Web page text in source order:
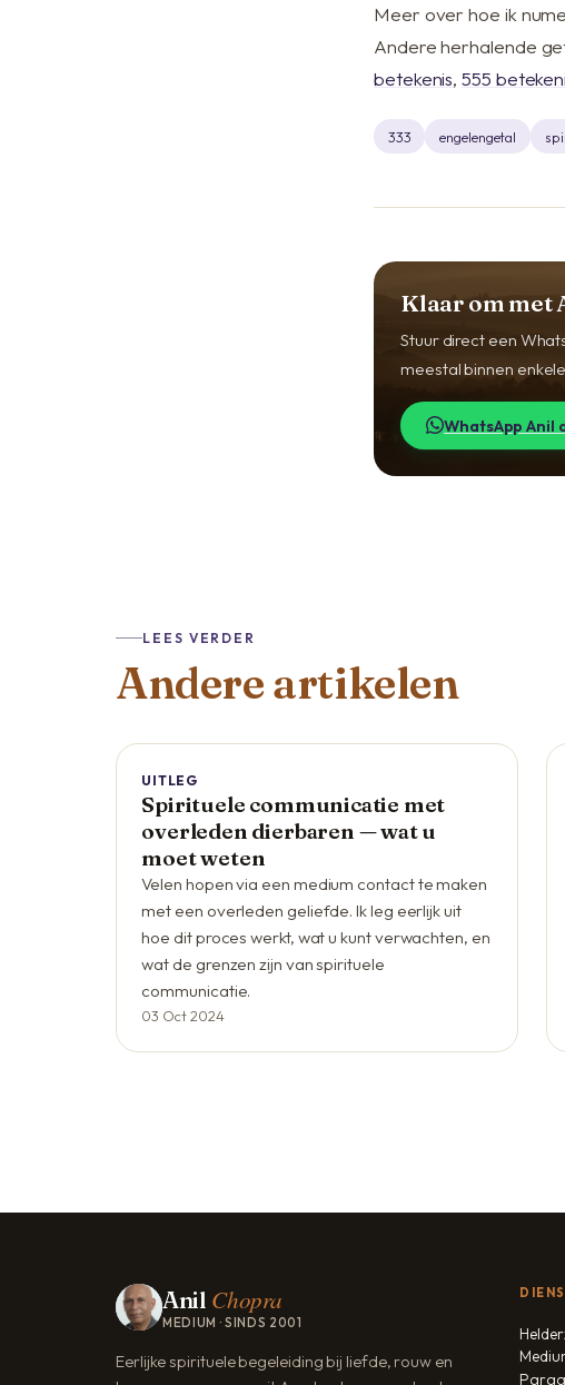
Meer over hoe ik
Andere herhalende
betekenis,555
333 engelengetal
Klaar om met
Stuur direct een
meestal binnen
WhatsApp Anil
LEES VERDER
Andere artikelen
UITLEG
Spirituele communicatie met
overleden dierbaren — wat u
moet weten
Velen hopen via een medium contact te maken
met een overleden geliefde. Ik leg eerlijk uit
hoe dit proces werkt, wat u kunt verwachten, en
wat de grenzen zijn van spirituele
communicatie.
03 Oct 2024
Anil Chopra
MEDIUM · SINDS 2001
Eerlijke spirituele begeleiding bij liefde, rouw en